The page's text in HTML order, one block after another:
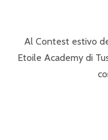
Al Contest estivo
Etoile Academy di